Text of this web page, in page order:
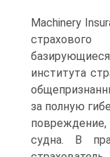
Machinery
института
за полную
судна. В